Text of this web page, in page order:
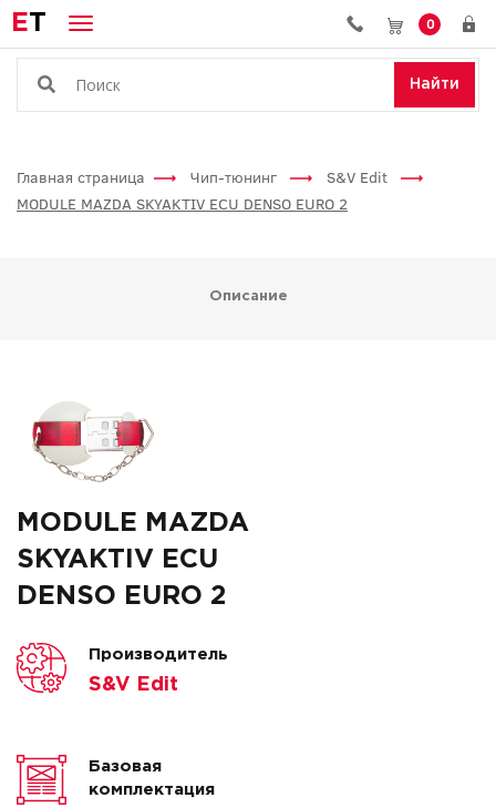
ET 0
Найти
Главная страница Чип-тюнинг
S&V Edit
MODULE MAZDA SKYAKTIV ECU DENSO EURO 2
Описание
MODULE MAZDA
SKYAKTIV ECU
DENSO EURO 2
Производитель
S&V Edit
Базовая
комплектация